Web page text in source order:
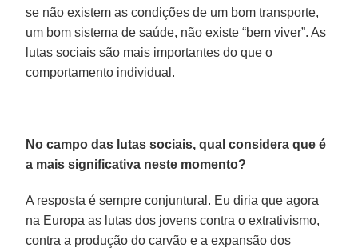
se não existem as condições de um bom transporte,
um bom sistema de saúde, não existe “bem viver”. As
lutas sociais são mais importantes do que o
comportamento individual.
No campo das lutas sociais, qual considera que é
a mais significativa neste momento?
A resposta é sempre conjuntural. Eu diria que agora
na Europa as lutas dos jovens contra o extrativismo,
contra a produção do carvão e a expansão dos